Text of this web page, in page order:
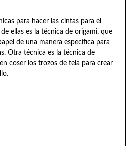
para hacer las cintas para el
ellas es la técnica de origami, que
de una manera específica para
Otra técnica es la técnica de
coser los trozos de tela para crear